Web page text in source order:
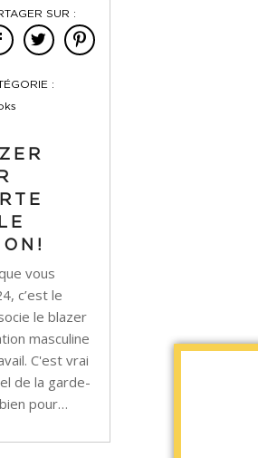
SUR :
:
vous
c’est le
le blazer
masculine
C'est vrai
de la garde-
pour…